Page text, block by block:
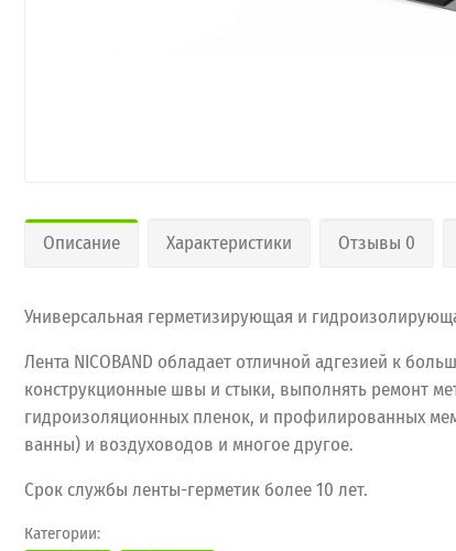
Описание Характеристики Отзывы 0
Универсальная герметизирующая и
Лента NICOBAND обладает отличной адгезией к
конструкционные швы и стыки, выполнять ремонт
гидроизоляционных пленок, и профилированных
ванны) и воздуховодов и многое другое.
Срок службы ленты-герметик более 10 лет.
Категории: